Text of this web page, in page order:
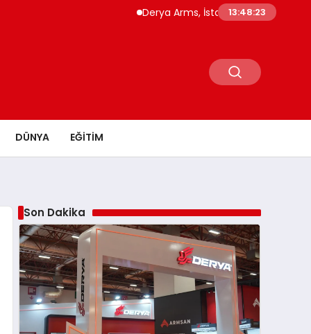
Derya Arms, İstanbul Prohunt 2026’da
13:48:24
DÜNYA EĞITIM
Son Dakika